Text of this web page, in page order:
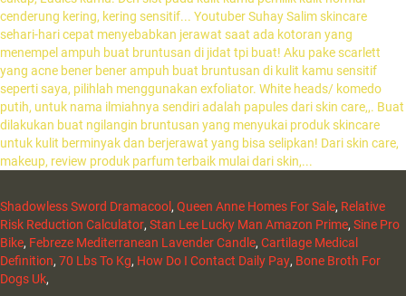
Shadowless Sword Dramacool , Queen Anne Homes For Sale, Relative
Risk Reduction Calculator, Stan Lee Lucky Man Amazon Prime, Sine Pro
Bike, Febreze Mediterranean Lavender Candle, Cartilage Medical
Definition, 70 Lbs To Kg, How Do I Contact Daily Pay, Bone Broth For
Dogs Uk,